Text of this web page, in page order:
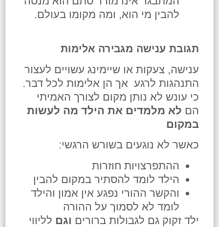
להבין מי הוא, ומה מקומו בעולם.
תגובת ענישה מגבירה אלימות
ענישה, צעקות או שיימינג עשויים לעצור
התנהגות לרגע אך הן אלימות לכל דבר.
כי עונש לא נותן מקום לצורך האמיתי
הם לא מלמדים את הילד מה לעשות
במקום
כאשר לא נוגעים בשורש הרגשי:
ההתפרצויות חוזרות
הילד לומד להסתיר במקום להבין
והקשר ההורי נפגע אין אמון והילד
לומד לא לסמוך על ההורה
ילד זקוק גם לגבולות ברורים וגם לליווי